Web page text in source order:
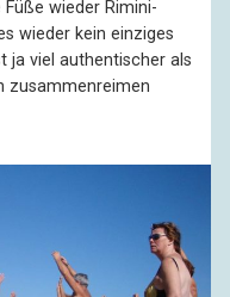
wieder Rimini-
wieder kein einziges
ja viel authentischer als
zusammenreimen